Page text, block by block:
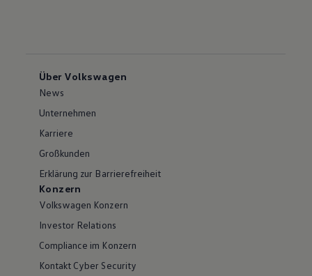
Über Volkswagen
News
Unternehmen
Karriere
Großkunden
Erklärung zur Barrierefreiheit
Konzern
Volkswagen Konzern
Investor Relations
Compliance im Konzern
Kontakt Cyber Security